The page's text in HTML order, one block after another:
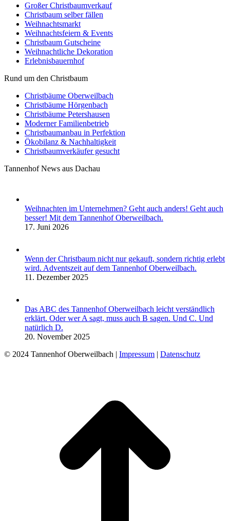
Großer Christbaumverkauf
Christbaum selber fällen
Weihnachtsmarkt
Weihnachtsfeiern & Events
Christbaum Gutscheine
Weihnachtliche Dekoration
Erlebnisbauernhof
Rund um den Christbaum
Christbäume Oberweilbach
Christbäume Hörgenbach
Christbäume Petershausen
Moderner Familienbetrieb
Christbaumanbau in Perfektion
Ökobilanz & Nachhaltigkeit
Christbaumverkäufer gesucht
Tannenhof News aus Dachau
Weihnachten im Unternehmen? Geht auch anders! Geht auch
besser! Mit dem Tannenhof Oberweilbach.
17. Juni 2026
Wenn der Christbaum nicht nur gekauft, sondern richtig erlebt
wird. Adventszeit auf dem Tannenhof Oberweilbach.
11. Dezember 2025
Das ABC des Tannenhof Oberweilbach leicht verständlich
erklärt. Oder wer A sagt, muss auch B sagen. Und C. Und
natürlich D.
20. November 2025
© 2024 Tannenhof Oberweilbach | Impressum | Datenschutz